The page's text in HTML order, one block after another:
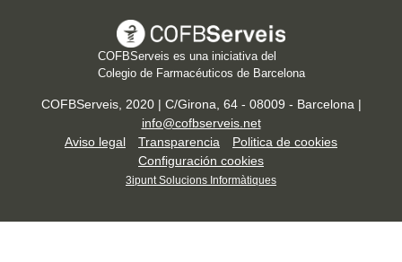
COFBServeis es una iniciativa del
Colegio de Farmacéuticos de Barcelona
COFBServeis, 2020 | C/Girona, 64 - 08009 - Barcelona |
info@cofbserveis.net
Aviso legal
Transparencia
Politica de cookies
Configuración cookies
3ipunt Solucions Informàtiques